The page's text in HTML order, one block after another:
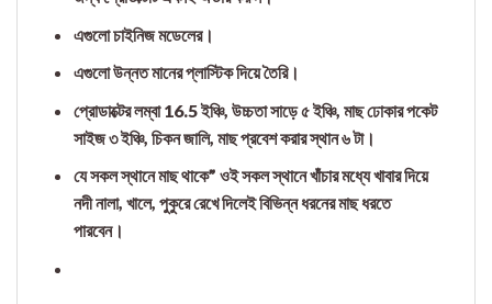
এগুলো চাইনিজ মডেলের।
এগুলো উন্নত মানের প্লাস্টিক দিয়ে তৈরি।
প্রোডাক্টের লম্বা 16.5 ইঞ্চি, উচ্চতা সাড়ে ৫ ইঞ্চি, মাছ ঢোকার পকেট
সাইজ ৩ ইঞ্চি, চিকন জালি, মাছ প্রবেশ করার স্থান ৬ টা।
যে সকল স্থানে মাছ থাকে” ওই সকল স্থানে খাঁচার মধ্যে খাবার দিয়ে
নদী নালা, খালে, পুকুরে রেখে দিলেই বিভিন্ন ধরনের মাছ ধরতে
পারবেন।